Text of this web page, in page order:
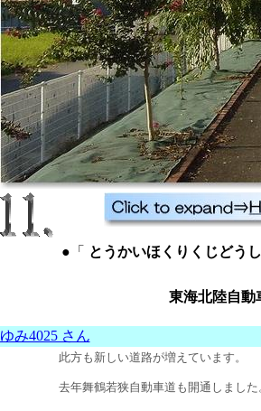
●「 とうかいほくりくじどう
東海北陸自動
ゆみ4025 さん
此方も新しい道路が増えています。
去年舞鶴若狭自動車道も開通しました